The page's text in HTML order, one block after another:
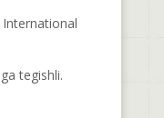
tegishli.